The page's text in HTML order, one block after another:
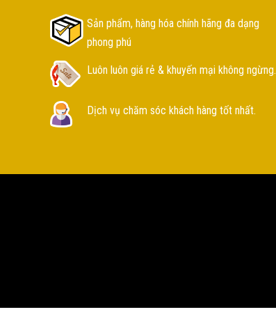
Sản phẩm, hàng hóa chính hãng đa dạng
phong phú
Luôn luôn giá rẻ & khuyến mại không ngừng.
Dịch vụ chăm sóc khách hàng tốt nhất.